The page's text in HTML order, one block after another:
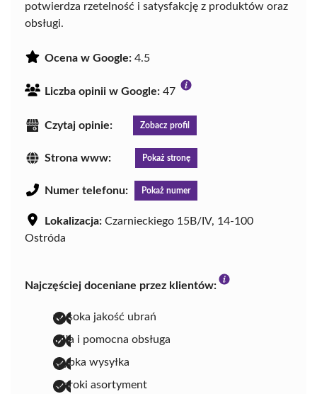
potwierdza rzetelność i satysfakcję z produktów oraz
obsługi.
Ocena w Google: 4.5
Liczba opinii w Google: 47
Czytaj opinie: Zobacz profil
Strona www: Pokaż stronę
Numer telefonu: Pokaż numer
Lokalizacja: Czarnieckiego 15B/IV, 14-100
Ostróda
Najczęściej doceniane przez klientów:
wysoka jakość ubrań
miła i pomocna obsługa
szybka wysyłka
szeroki asortyment